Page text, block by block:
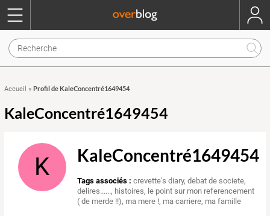
Accueil » Profil de KaleConcentré1649454
KaleConcentré1649454
K KaleConcentré1649454
Tags associés : crevette's diary,debat de societe,
delires......, histoires, le point sur mon referencement
( de merde !!), ma mere !, ma carriere, ma famille